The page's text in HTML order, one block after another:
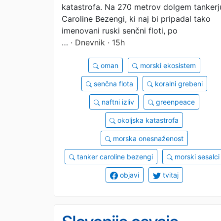
katastrofa. Na 270 metrov dolgem
Caroline Bezengi, ki naj bi pripadal tako
imenovani ruski senčni floti, po
… · Dnevnik · 15h
oman morski ekosistem
senčna flota koralni grebeni
naftni izliv greenpeace
okoljska katastrofa
morska onesnaženost
tanker caroline bezengi morski sesalci
objavi tvitaj